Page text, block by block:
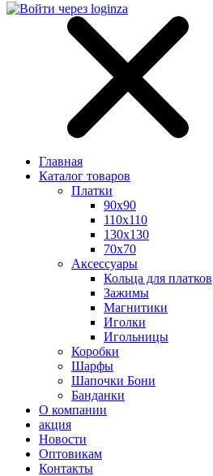
Главная
Каталог товаров
Платки
90x90
110x110
130x130
70х70
Аксессуары
Кольца для платков
Зажимы
Магнитики
Иголки
Игольницы
Коробки
Шарфы
Шапочки Бони
Банданки
О компании
акция
Новости
Оптовикам
Контакты